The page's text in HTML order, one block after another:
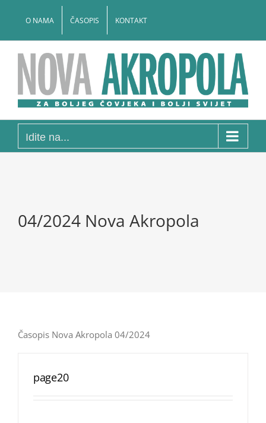
O NAMA ČASOPIS KONTAKT
Idite na...
04/2024 Nova Akropola
Časopis Nova Akropola 04/2024
page20